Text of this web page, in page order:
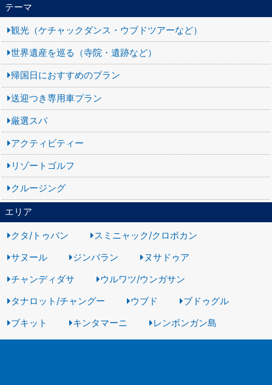
テーマ
観光（ケチャックダンス・ウブドツアーなど）
世界遺産を巡る（寺院・遺跡など）
帰国日におすすめのプラン
送迎つき専用車プラン
厳選スパ
アクティビティー
リゾートゴルフ
クルージング
エリア
クタ/トゥバン
スミニャック/クロボカン
サヌール
ジンバラン
ヌサドゥア
チャンディダサ
ウルワツ/ウンガサン
タナロット/チャングー
ウブド
ブドゥグル
ブキット
キンタマーニ レンボンガン島